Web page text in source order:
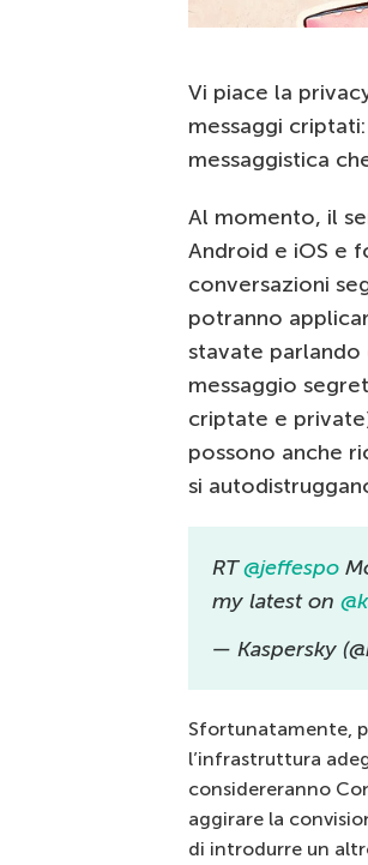
Vi piace la
messaggi criptati:
messaggistica
Al momento, il
Android e iOS e
conversazioni
potranno
stavate parlando
messaggio
criptate e
possono anche
si
RT@jeffespo
my latest on
— Kaspersky
Sfortunatamente,
l’infrastruttura
considereranno
aggirare la
di introdurre un